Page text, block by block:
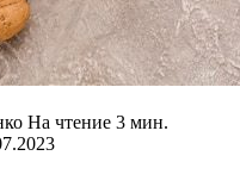
На чтение 3 мин.